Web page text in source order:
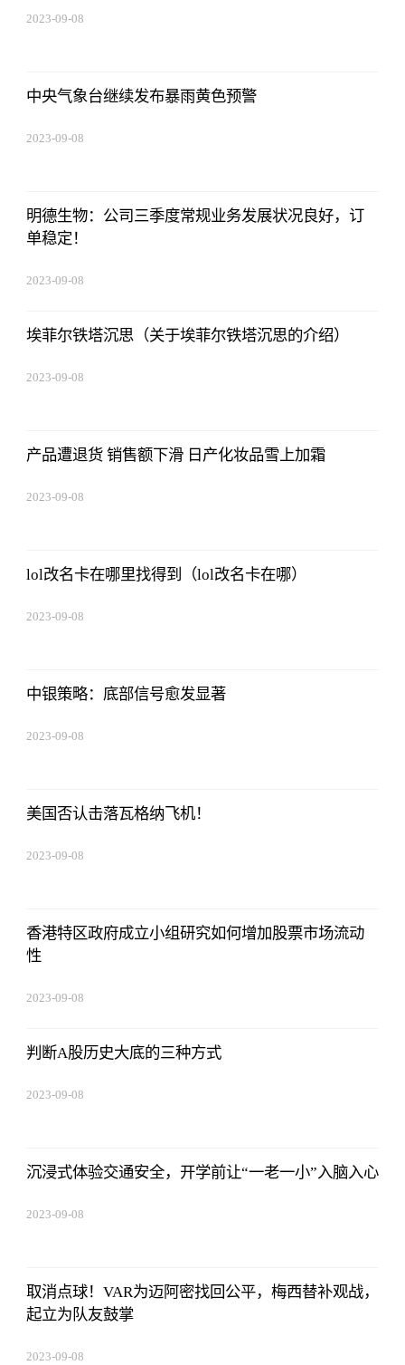
2023-09-08
中央气象台继续发布暴雨黄色预警
2023-09-08
明德生物：公司三季度常规业务发展状况良好，订
单稳定！
2023-09-08
埃菲尔铁塔沉思（关于埃菲尔铁塔沉思的介绍）
2023-09-08
产品遭退货 销售额下滑 日产化妆品雪上加霜
2023-09-08
lol改名卡在哪里找得到（lol改名卡在哪）
2023-09-08
中银策略：底部信号愈发显著
2023-09-08
美国否认击落瓦格纳飞机！
2023-09-08
香港特区政府成立小组研究如何增加股票市场流动
性
2023-09-08
判断A股历史大底的三种方式
2023-09-08
沉浸式体验交通安全，开学前让“一老一小”入脑入心
2023-09-08
取消点球！VAR为迈阿密找回公平，梅西替补观战，
起立为队友鼓掌
2023-09-08